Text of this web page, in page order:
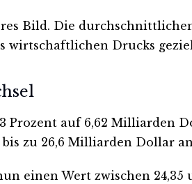
Bild. Die
wirtschaftlichen Drucks
Prozent auf 6,62 Milliarden
zu 26,6 Milliarden Dollar
einen Wert zwischen